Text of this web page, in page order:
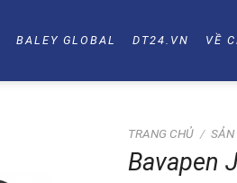
BALEY GLOBAL DT24.VN VỀ
TRANG CHỦ /
Bavapen